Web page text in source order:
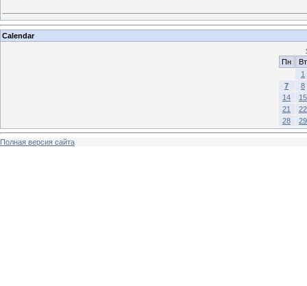
Calendar
Пн
Вт
1
7
8
14
15
21
22
28
29
Полная версия сайта